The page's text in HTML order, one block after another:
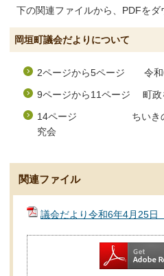
下の関連ファイルから、PDFをダ
岡垣町議会だよりについて
2ページから5ページ 令和
9ページから11ページ 町政
14ページ ちいきのち
究会
関連ファイル
議会だより令和6年4月25日